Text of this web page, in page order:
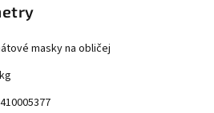
masky na obličej